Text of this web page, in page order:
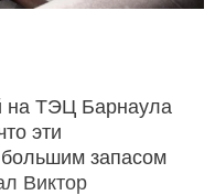
на ТЭЦ Барнаула
эти
запасом
Виктор